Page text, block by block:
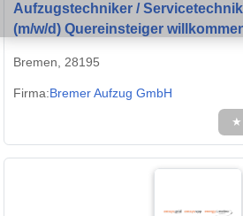
Aufzugstechniker /
(m/w/d) Quereinsteiger
Bremen, 28195
Firma:Bremer Aufzug GmbH
★